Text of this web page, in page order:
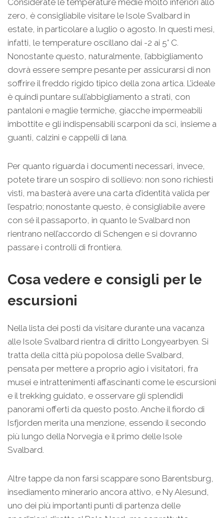
zero, è consigliabile visitare le Isole Svalbard in
estate, in particolare a luglio o agosto. In questi mesi,
infatti, le temperature oscillano dai -2 ai 5° C.
Nonostante questo, naturalmente, l’abbigliamento
dovrà essere sempre pesante per assicurarsi di non
soffrire il freddo rigido tipico della zona artica. L’ideale
è quindi puntare sull’abbigliamento a strati, con
pantaloni e maglie termiche, giacche impermeabili
imbottite e gli indispensabili scarponi da sci, insieme a
guanti, calzini e cappelli di lana.
Per quanto riguarda i documenti necessari, invece,
potete tirare un sospiro di sollievo: non sono richiesti
visti, ma basterà avere una carta d’identità valida per
l’espatrio; nonostante questo, è consigliabile avere
con sé il passaporto, in quanto le Svalbard non
rientrano nell’accordo di Schengen e si dovranno
passare i controlli di frontiera.
Cosa vedere e consigli per le
escursioni
Nella lista dei posti da visitare durante una vacanza
alle Isole Svalbard rientra di diritto Longyearbyen. Si
tratta della città più popolosa delle Svalbard,
pensata per mettere a proprio agio i visitatori, fra
musei e intrattenimenti affascinanti come le escursioni
e il trekking guidato, e osservare gli splendidi
panorami offerti da questo posto. Anche il fiordo di
Isfjorden merita una menzione, essendo il secondo
più lungo della Norvegia e il primo delle Isole
Svalbard.
Altre tappe da non farsi scappare sono Barentsburg,
insediamento minerario ancora attivo, e Ny Alesund,
uno dei più importanti punti di partenza delle